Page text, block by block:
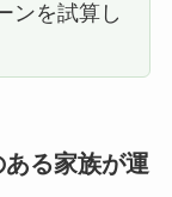
ンを試算し
る家族が運